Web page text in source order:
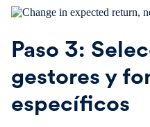
Paso 3:
gestores y
específicos